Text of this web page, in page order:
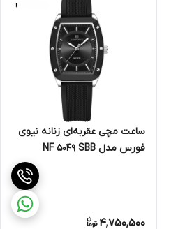
ساعت مچی عقربه‌ای زنانه نیوی
فورس مدل NF 5049 SBB
4,750,500